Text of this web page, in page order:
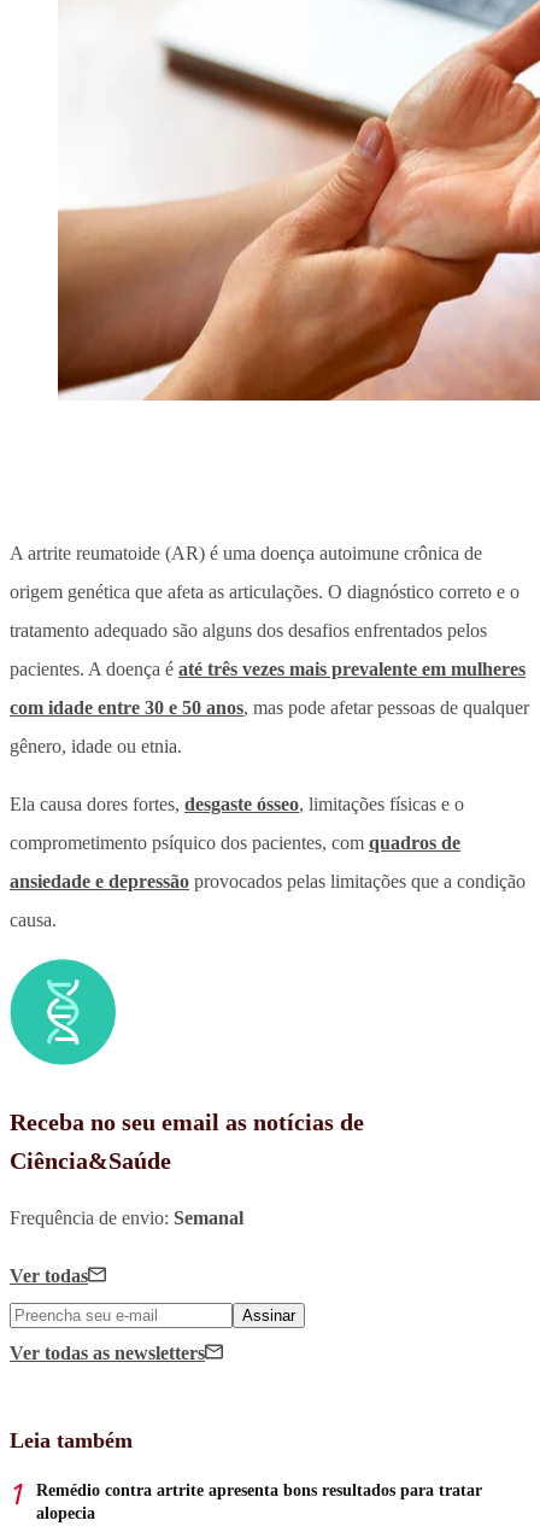
A artrite reumatoide (AR) é uma doença autoimune crônica de
origem genética que afeta as articulações. O diagnóstico correto e o
tratamento adequado são alguns dos desafios enfrentados pelos
pacientes. A doença é até três vezes mais prevalente em mulheres
com idade entre 30 e 50 anos, mas pode afetar pessoas de qualquer
gênero, idade ou etnia.
Ela causa dores fortes, desgaste ósseo, limitações físicas e o
comprometimento psíquico dos pacientes, com quadros de
ansiedade e depressão provocados pelas limitações que a condição
causa.
Receba no seu email as notícias de
Ciência&Saúde
Frequência de envio: Semanal
Ver todas
Assinar
Ver todas as newsletters
Leia também
Remédio contra artrite apresenta bons resultados para tratar
alopecia